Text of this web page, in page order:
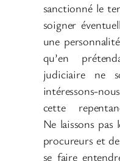
sanctionné le
soigner
une
qu’en
judiciaire ne
intéressons-
cette
Ne laissons pas
procureurs et
se faire